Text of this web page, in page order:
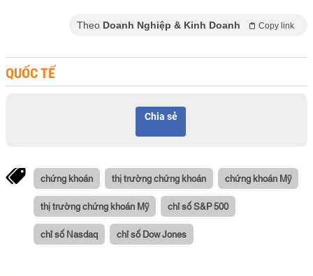
Theo Doanh Nghiệp & Kinh Doanh Copy link
QUỐC TẾ
Chia sẻ
chứng khoán thị trường chứng khoán chứng khoán Mỹ
thị trường chứng khoán Mỹ chỉ số S&P 500
chỉ số Nasdaq chỉ số Dow Jones